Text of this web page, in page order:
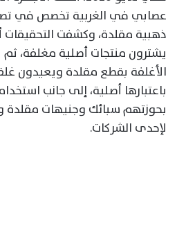
عصابي في الغربية تخصص في
ذهبية مقلدة، وكشفت التحقيقات
يشترون منتجات أصلية مغلفة، ثم
الأغلفة بقطع مقلدة ويعيدون
باعتبارها أصلية، إلى جانب
بحوزتهم سبائك وجنيهات مقلدة
لإحدى الشركات.